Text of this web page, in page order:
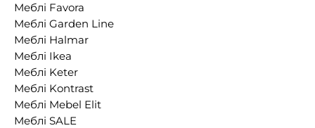
Меблі Favora
Меблі Garden Line
Меблі Halmar
Меблі Ikea
Меблі Keter
Меблі Kontrast
Меблі Mebel Elit
Меблі SALE